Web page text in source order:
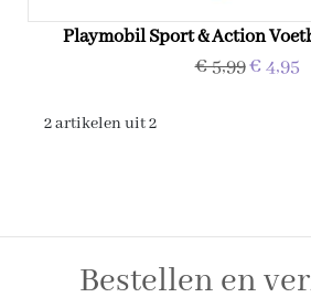
Playmobil Sport & Action
€ 5,99€ 4,95
2 artikelen uit 2
Bestellen en